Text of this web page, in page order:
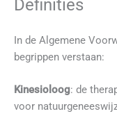
Definities
In de Algemene
begrippen verstaan:
Kinesioloog: de
voor